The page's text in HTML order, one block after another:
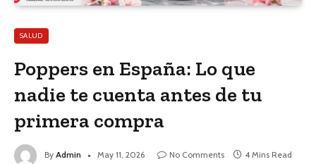
SALUD
Poppers en España: Lo que
nadie te cuenta antes de tu
primera compra
By Admin May 11, 2026 No Comments
4 Mins Read